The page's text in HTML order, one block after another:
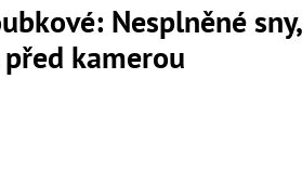
Nesplněné sny,
kamerou